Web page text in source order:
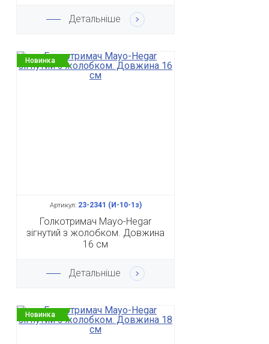
Детальніше
Новинка
Артикул:23-2341 (И-10-1з)
Голкотримач Mayo-Hegar
зігнутий з жолобком. Довжина
16 см
Детальніше
Новинка